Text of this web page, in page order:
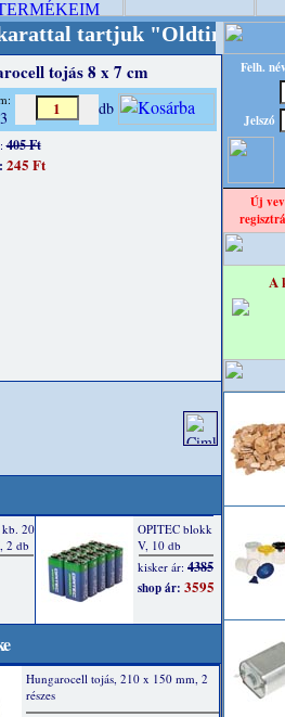
"Oldtimer/RETRO"
tojás 8 x 7 cm
db
405 Ft
245 Ft
Hungarocell tojás, 210 x 150 mm, 2
részes
Felh. név
Jelszó
Új
A